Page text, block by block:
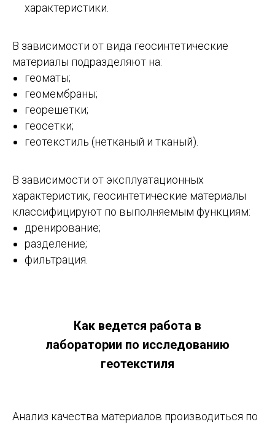
характеристики.
В зависимости от вида геосинтетические
материалы подразделяют на:
геоматы;
геомембраны;
георешетки;
геосетки;
геотекстиль (нетканый и тканый).
В зависимости от эксплуатационных
характеристик, геосинтетические материалы
классифицируют по выполняемым функциям:
дренирование;
разделение;
фильтрация.
Как ведется работа в
лаборатории по исследованию
геотекстиля
Анализ качества материалов производиться по